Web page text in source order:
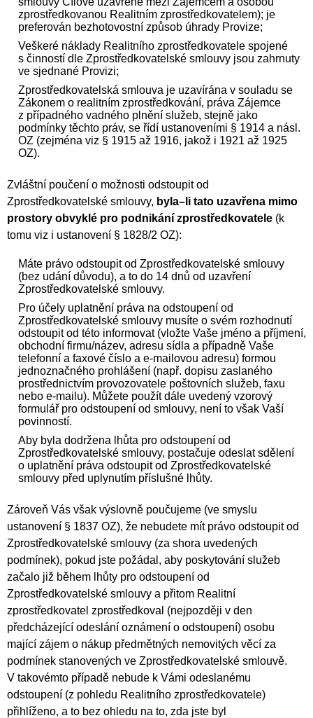
zprostředkovanou Realitním zprostředkovatelem); je
preferován bezhotovostní způsob úhrady Provize;
Veškeré náklady Realitního zprostředkovatele spojené
s činností dle Zprostředkovatelské smlouvy jsou zahrnuty
ve sjednané Provizi;
Zprostředkovatelská smlouva je uzavírána v souladu se
Zákonem o realitním zprostředkování, práva Zájemce
z případného vadného plnění služeb, stejně jako
podmínky těchto práv, se řídí ustanoveními § 1914 a násl.
OZ (zejména viz § 1915 až 1916, jakož i 1921 až 1925
OZ).
Zvláštní poučení o možnosti odstoupit od
Zprostředkovatelské smlouvy, byla–li tato uzavřena mimo
prostory obvyklé pro podnikání zprostředkovatele (k
tomu viz i ustanovení § 1828/2 OZ):
Máte právo odstoupit od Zprostředkovatelské smlouvy
(bez udání důvodu), a to do 14 dnů od uzavření
Zprostředkovatelské smlouvy.
Pro účely uplatnění práva na odstoupení od
Zprostředkovatelské smlouvy musíte o svém rozhodnutí
odstoupit od této informovat (vložte Vaše jméno a příjmení,
obchodní firmu/název, adresu sídla a případně Vaše
telefonní a faxové číslo a e-mailovou adresu) formou
jednoznačného prohlášení (např. dopisu zaslaného
prostřednictvím provozovatele poštovních služeb, faxu
nebo e-mailu). Můžete použít dále uvedený vzorový
formulář pro odstoupení od smlouvy, není to však Vaší
povinností.
Aby byla dodržena lhůta pro odstoupení od
Zprostředkovatelské smlouvy, postačuje odeslat sdělení
o uplatnění práva odstoupit od Zprostředkovatelské
smlouvy před uplynutím příslušné lhůty.
Zároveň Vás však výslovně poučujeme (ve smyslu
ustanovení § 1837 OZ), že nebudete mít právo odstoupit od
Zprostředkovatelské smlouvy (za shora uvedených
podmínek), pokud jste požádal, aby poskytování služeb
začalo již během lhůty pro odstoupení od
Zprostředkovatelské smlouvy a přitom Realitní
zprostředkovatel zprostředkoval (nejpozději v den
předcházející odeslání oznámení o odstoupení) osobu
mající zájem o nákup předmětných nemovitých věcí za
podmínek stanovených ve Zprostředkovatelské smlouvě.
V takovémto případě nebude k Vámi odeslanému
odstoupení (z pohledu Realitního zprostředkovatele)
přihlíženo, a to bez ohledu na to, zda jste byl